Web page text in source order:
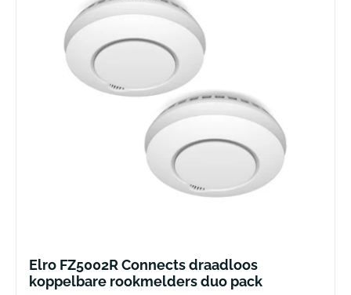
Elro FZ5002R Connects draadloos
koppelbare rookmelders duo pack